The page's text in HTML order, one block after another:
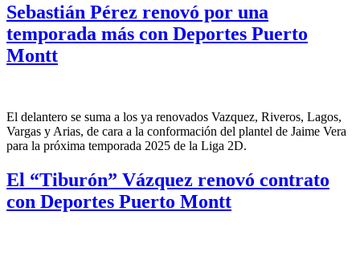
Sebastián Pérez renovó por una
temporada más con Deportes Puerto
Montt
El delantero se suma a los ya renovados Vazquez, Riveros, Lagos,
Vargas y Arias, de cara a la conformación del plantel de Jaime Vera
para la próxima temporada 2025 de la Liga 2D.
El “Tiburón” Vázquez renovó contrato
con Deportes Puerto Montt